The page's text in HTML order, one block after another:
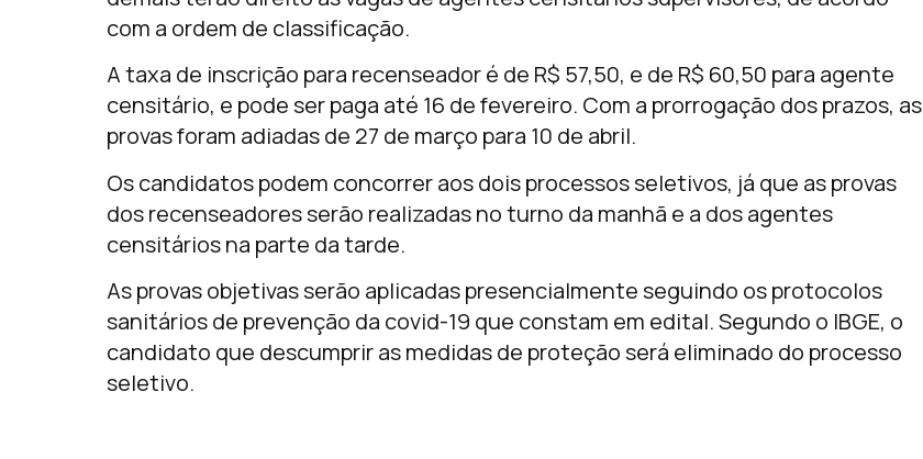
com a ordem de classificação.
A taxa de inscrição para recenseador é de R$ 57,50, e de R$ 60,50 para agente
censitário, e pode ser paga até 16 de fevereiro. Com a prorrogação dos prazos, as
provas foram adiadas de 27 de março para 10 de abril.
Os candidatos podem concorrer aos dois processos seletivos, já que as provas
dos recenseadores serão realizadas no turno da manhã e a dos agentes
censitários na parte da tarde.
As provas objetivas serão aplicadas presencialmente seguindo os protocolos
sanitários de prevenção da covid-19 que constam em edital. Segundo o IBGE, o
candidato que descumprir as medidas de proteção será eliminado do processo
seletivo.